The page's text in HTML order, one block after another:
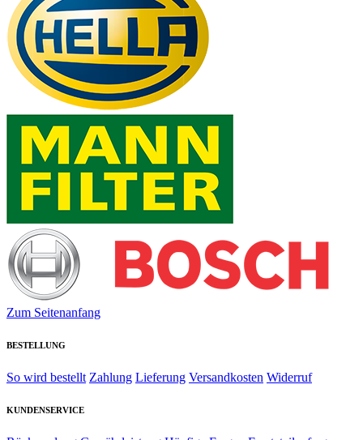
Zum Seitenanfang
BESTELLUNG
So wird bestellt Zahlung Lieferung Versandkosten Widerruf
KUNDENSERVICE